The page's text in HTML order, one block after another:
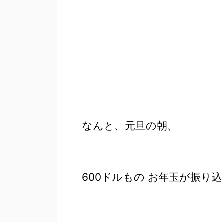
なんと、元旦の朝、
600ドルもの お年玉が振り